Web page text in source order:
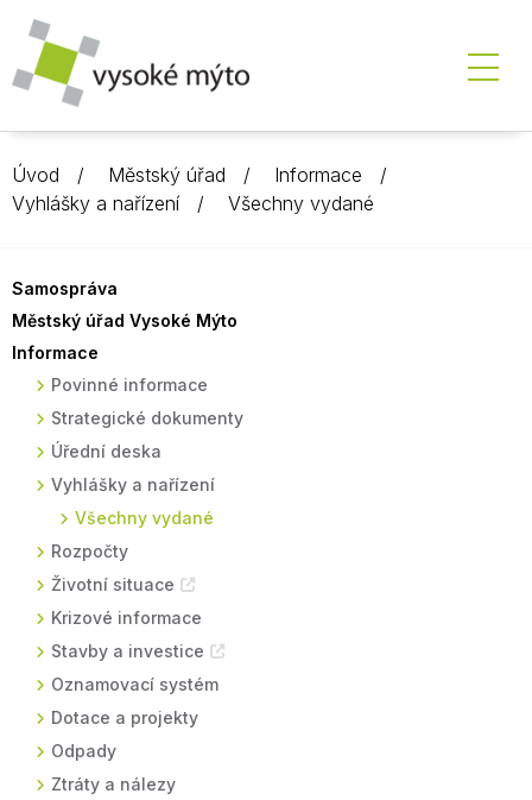
Úvod Městský úřad
Informace
Vyhlášky a nařízení
Všechny vydané
Samospráva
Městský úřad Vysoké Mýto
Informace
Povinné informace
Strategické dokumenty
Úřední deska
Vyhlášky a nařízení
Všechny vydané
Rozpočty
Životní situace
Krizové informace
Stavby a investice
Oznamovací systém
Dotace a projekty
Odpady
Ztráty a nálezy